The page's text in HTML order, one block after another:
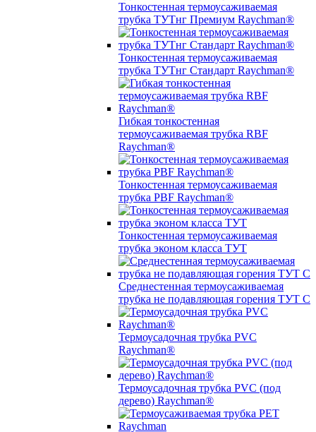
Тонкостенная термоусаживаемая
трубка ТУТнг Премиум Raychman®
Тонкостенная термоусаживаемая
трубка ТУТнг Стандарт Raychman®
Гибкая тонкостенная
термоусаживаемая трубка RBF
Raychman®
Тонкостенная термоусаживаемая
трубка PBF Raychman®
Тонкостенная термоусаживаемая
трубка эконом класса ТУТ
Среднестенная термоусаживаемая
трубка не подавляющая горения ТУТ С
Термоусадочная трубка PVC
Raychman®
Термоусадочная трубка PVC (под
дерево) Raychman®